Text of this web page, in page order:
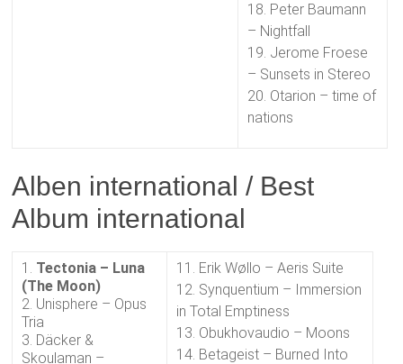
18. Peter Baumann
– Nightfall
19. Jerome Froese
– Sunsets in Stereo
20. Otarion – time of
nations
Alben international / Best
Album international
1. Tectonia – Luna
(The Moon)
2. Unisphere – Opus
Tria
3. Däcker &
Skoulaman –
11. Erik Wøllo – Aeris Suite
12. Synquentium – Immersion
in Total Emptiness
13. Obukhovaudio – Moons
14. Betageist – Burned Into